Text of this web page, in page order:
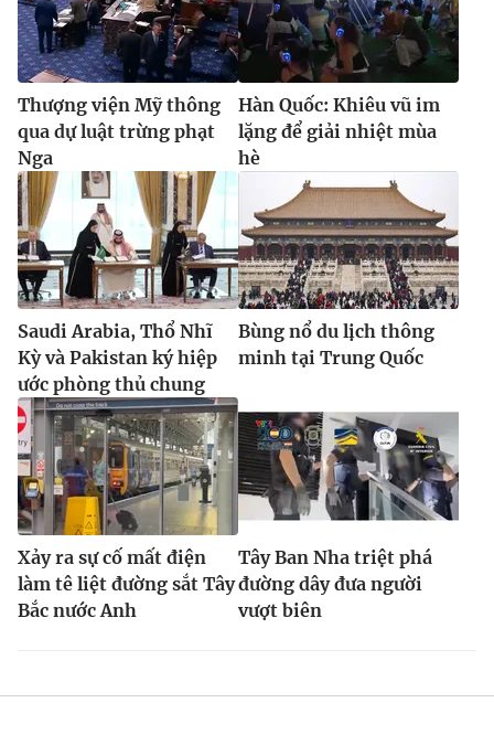
Thượng viện Mỹ thông
qua dự luật trừng phạt
Nga
Hàn Quốc: Khiêu vũ im
lặng để giải nhiệt mùa
hè
Saudi Arabia, Thổ Nhĩ
Kỳ và Pakistan ký hiệp
ước phòng thủ chung
Bùng nổ du lịch thông
minh tại Trung Quốc
Xảy ra sự cố mất điện
làm tê liệt đường sắt Tây
Bắc nước Anh
Tây Ban Nha triệt phá
đường dây đưa người
vượt biên